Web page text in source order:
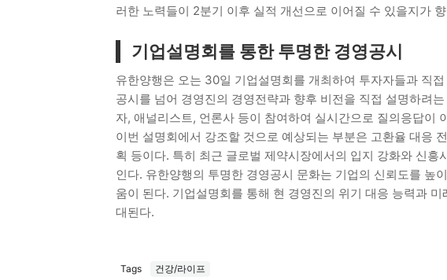
러한 노력들이 2분기 이후 실적 개선으로 이어질 수 있을지가
기업설명회를 통한 투명한 경영공시
유한양행은 오는 30일 기업설명회를 개최하여 투자자들과 직
공시를 넘어 경영진의 경영전략과 향후 비전을 직접 설명하려
자, 애널리스트, 언론사 등이 참여하여 실시간으로 질의응답이
이번 설명회에서 강조할 것으로 예상되는 부분은 고환율 대응
획 등이다. 특히 최근 글로벌 제약시장에서의 입지 강화와 신흥
인다. 유한양행의 투명한 경영공시 문화는 기업의 신뢰도를 높
움이 된다. 기업설명회를 통해 현 경영진의 위기 대응 능력과
대된다.
Tags 건강/라이프